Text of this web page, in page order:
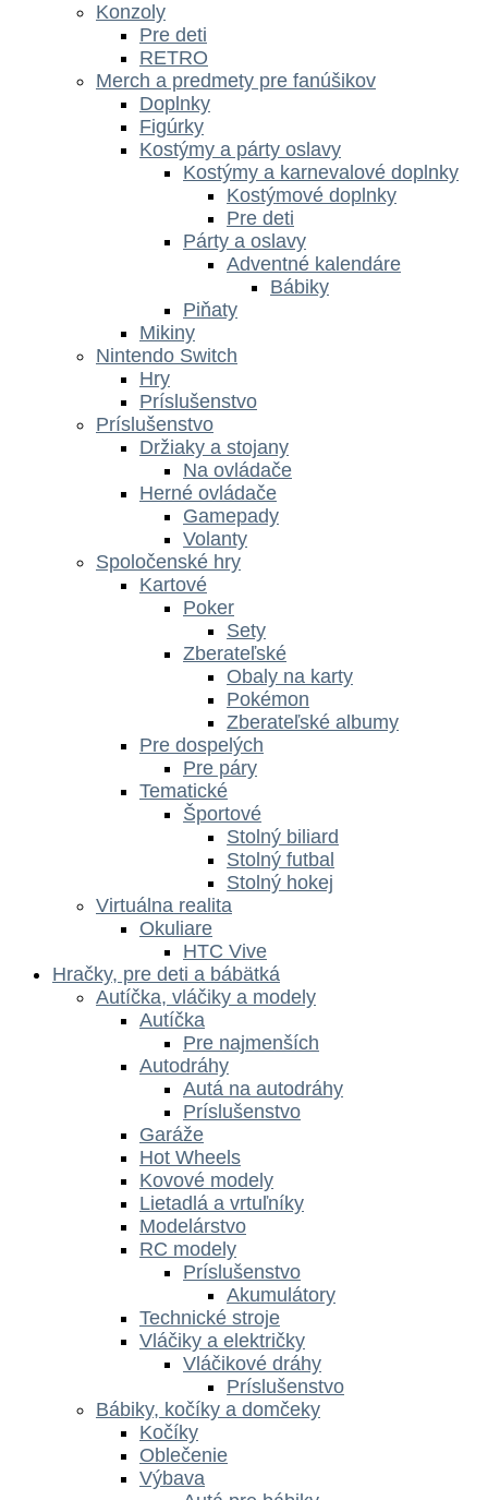
Konzoly
Pre deti
RETRO
Merch a predmety pre fanúšikov
Doplnky
Figúrky
Kostýmy a párty oslavy
Kostýmy a karnevalové doplnky
Kostýmové doplnky
Pre deti
Párty a oslavy
Adventné kalendáre
Bábiky
Piňaty
Mikiny
Nintendo Switch
Hry
Príslušenstvo
Príslušenstvo
Držiaky a stojany
Na ovládače
Herné ovládače
Gamepady
Volanty
Spoločenské hry
Kartové
Poker
Sety
Zberateľské
Obaly na karty
Pokémon
Zberateľské albumy
Pre dospelých
Pre páry
Tematické
Športové
Stolný biliard
Stolný futbal
Stolný hokej
Virtuálna realita
Okuliare
HTC Vive
Hračky, pre deti a bábätká
Autíčka, vláčiky a modely
Autíčka
Pre najmenších
Autodráhy
Autá na autodráhy
Príslušenstvo
Garáže
Hot Wheels
Kovové modely
Lietadlá a vrtuľníky
Modelárstvo
RC modely
Príslušenstvo
Akumulátory
Technické stroje
Vláčiky a električky
Vláčikové dráhy
Príslušenstvo
Bábiky, kočíky a domčeky
Kočíky
Oblečenie
Výbava